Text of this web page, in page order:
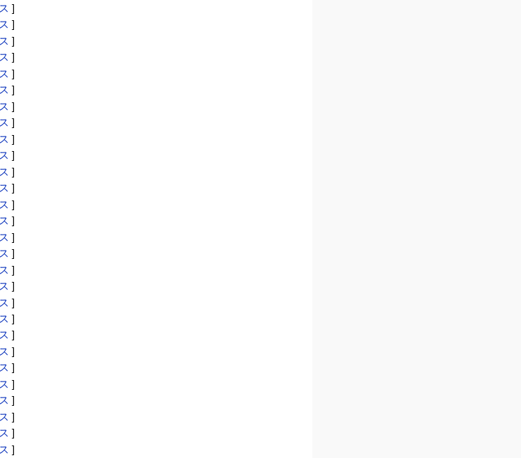
]
]
]
]
]
]
]
]
]
]
]
]
]
]
]
]
]
]
]
]
]
]
]
]
]
]
]
]